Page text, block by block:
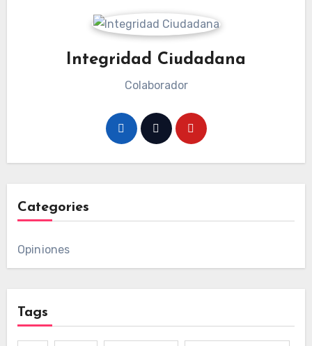
Integridad Ciudadana
Colaborador
Categories
Opiniones
Tags